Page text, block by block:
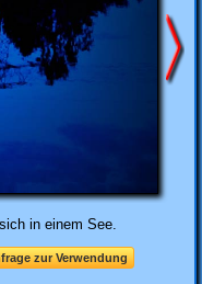
in einem See.
zur Verwendung